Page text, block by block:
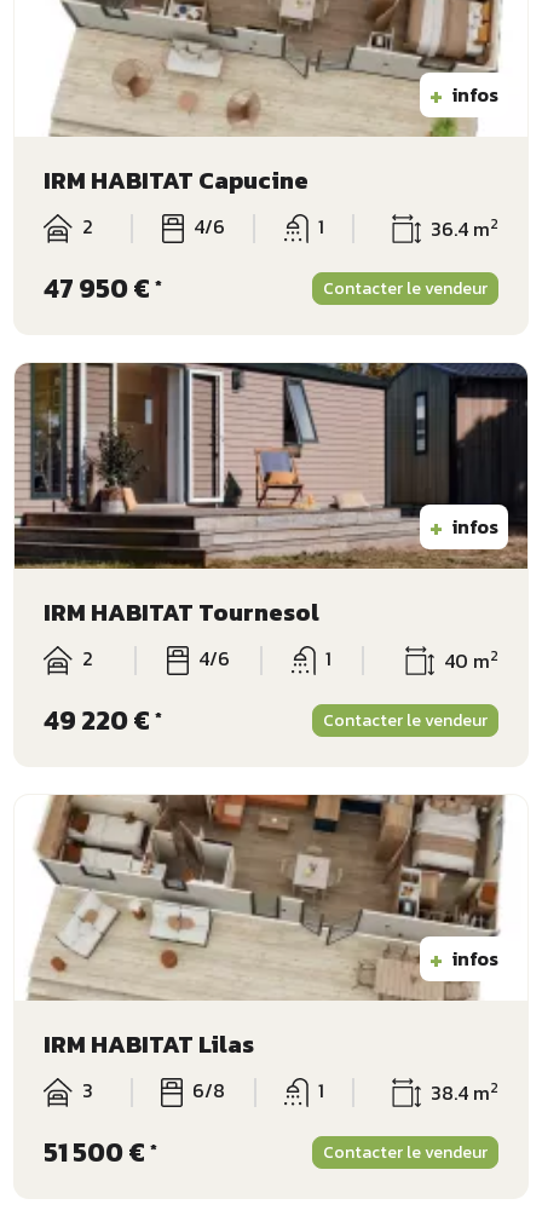
+ infos
IRM HABITAT Capucine
2 4/6 1 36.4 m2
47 950 € * Contacter le vendeur
+ infos
IRM HABITAT Tournesol
2 4/6 1 40 m2
49 220 € * Contacter le vendeur
+ infos
IRM HABITAT Lilas
3 6/8 1 38.4 m2
51 500 € * Contacter le vendeur